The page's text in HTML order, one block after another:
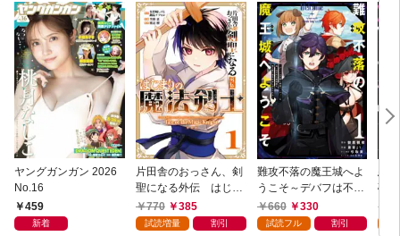
ヤングガンガン 2026
No.16
459
新着
片田舎のおっさん、剣
聖になる外伝 はじま
りの魔法剣士 1巻
770 385
試読増量 割引
難攻不落の魔王城へよ
うこそ～デバフは不要
と勇者パーティーを追
い出された黒魔導士、
660 330
試読フル 割引
悪
破
叩
つ